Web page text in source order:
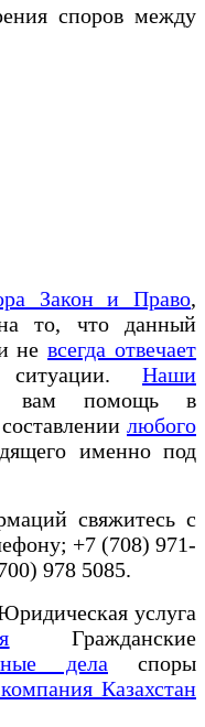
споров между
Закон и Право,
то, что данный
и невсегда отвечает
Наши
вам помощь в
любого
именно под
свяжитесь с
+7 (708) 971-
978 5085.
услуга
Гражданские
дела споры
Казахстан